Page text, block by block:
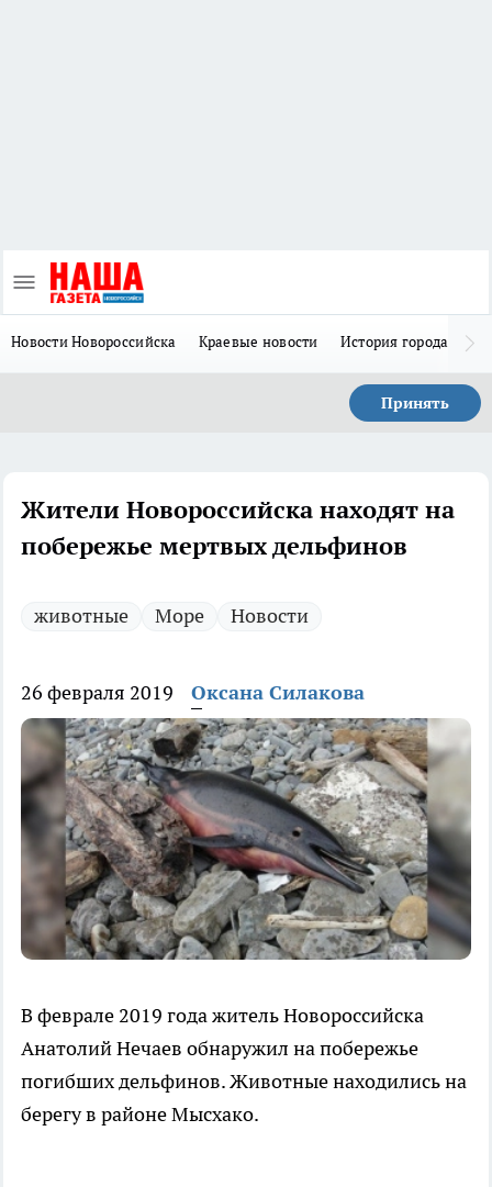
Новости Новороссийска Краевые новости История города Н
Принять
Жители Новороссийска находят на
побережье мертвых дельфинов
животные Море Новости
26 февраля 2019 Оксана Силакова
В феврале 2019 года житель Новороссийска
Анатолий Нечаев обнаружил на побережье
погибших дельфинов. Животные находились на
берегу в районе Мысхако.